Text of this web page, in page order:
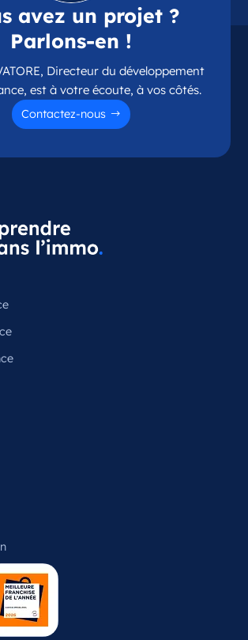
avez un projet ?
Parlons-en !
Directeur du développement
est à votre écoute, à vos côtés.
Contactez-nous